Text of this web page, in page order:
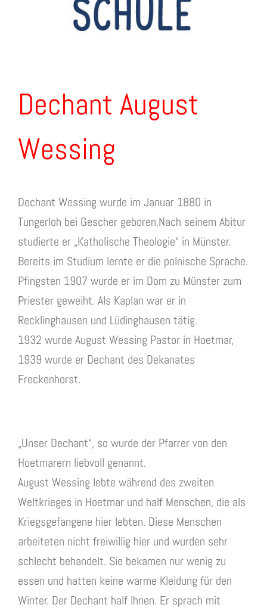
Dechant August
Wessing
Dechant Wessing wurde im Januar 1880 in
Tungerloh bei Gescher geboren.Nach seinem Abitur
studierte er „Katholische Theologie“ in Münster.
Bereits im Studium lernte er die polnische Sprache.
Pfingsten 1907 wurde er im Dom zu Münster zum
Priester geweiht. Als Kaplan war er in
Recklinghausen und Lüdinghausen tätig.
1932 wurde August Wessing Pastor in Hoetmar,
1939 wurde er Dechant des Dekanates
Freckenhorst.
„Unser Dechant“, so wurde der Pfarrer von den
Hoetmarern liebvoll genannt.
August Wessing lebte während des zweiten
Weltkrieges in Hoetmar und half Menschen, die als
Kriegsgefangene hier lebten. Diese Menschen
arbeiteten nicht freiwillig hier und wurden sehr
schlecht behandelt. Sie bekamen nur wenig zu
essen und hatten keine warme Kleidung für den
Winter. Der Dechant half Ihnen. Er sprach mit